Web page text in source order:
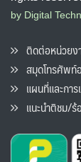
by Digital
ติดต่อหน่วยง
สมุดโทรศัพท์
แผนที่และการ
แนะนำติชม/ร้